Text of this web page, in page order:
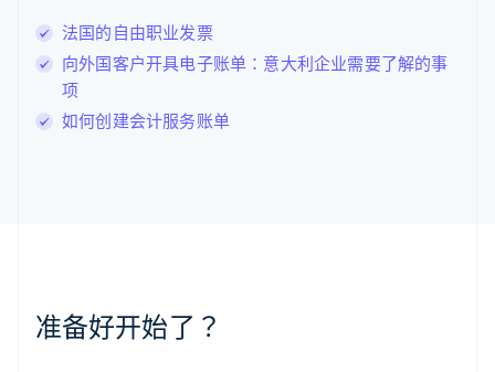
法国的自由职业发票
向外国客户开具电子账单：意大利企业需要了解的事
项
如何创建会计服务账单
准备好开始了？
卢森堡
罗马尼亚
English
马尔他
English
葡萄牙